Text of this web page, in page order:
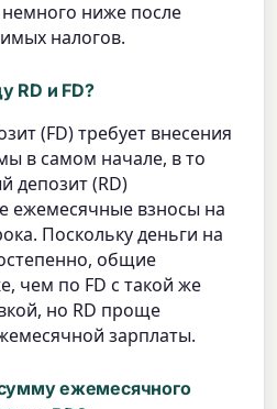
ниже после
налогов.
RD и FD?
(FD) требует внесения
в самом начале, в то
депозит (RD)
ежемесячные взносы на
Поскольку деньги на
общие
чем по FD с такой же
но RD проще
зарплаты.
ежемесячного